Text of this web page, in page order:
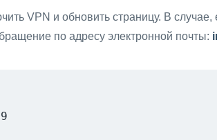
VPN и обновить страницу. В
по адресу электронной почты: